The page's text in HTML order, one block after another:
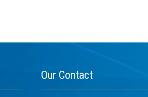
Our Contact